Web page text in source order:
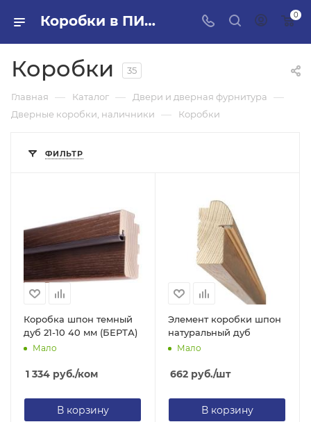
Коробки в ПИЛОН — купить стройматериалы в интернет-магазине ПИЛОН с доставкой оптом и в розницу 0
Коробки 35
Главная — Каталог — Двери и дверная фурнитура —
Дверные коробки, наличники — Коробки
ФИЛЬТР
Коробка шпон темный
дуб 21-10 40 мм (БЕРТА)
Мало
1 334 руб./ком
В корзину
Элемент коробки шпон
натуральный дуб
Мало
662 руб./шт
В корзину